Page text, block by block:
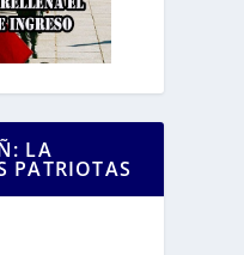
LA
PATRIOTAS